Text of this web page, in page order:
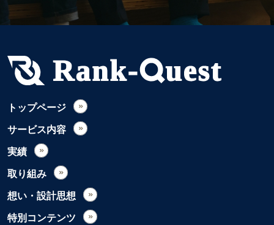
トップページ
サービス内容
実績
取り組み
想い・設計思想
特別コンテンツ